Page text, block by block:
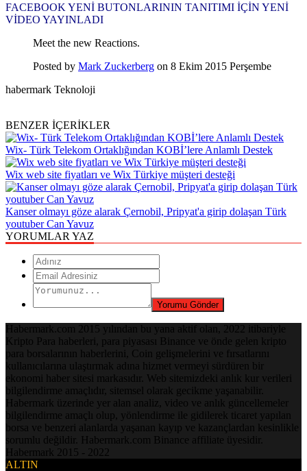
FACEBOOK YENİ BUTONLARININ TANITIMI İÇİN YENİ
VİDEO YAYINLADI
Meet the new Reactions.
Posted by Mark Zuckerberg on 8 Ekim 2015 Perşembe
habermark Teknoloji
BENZER İÇERİKLER
Wix- Türk Telekom Ortaklığından KOBİ’lere Anlamlı Destek
Wix web site fiyatları ve Wix Türkiye müşteri desteği
Kanser olmayı göze alarak Çernobil, Pripyat'a girip dolaşan Türk
youtuber Can Yavuz
YORUMLAR YAZ
Habermark.com 2015 yılından bu yana aktif olan, 2022 itibariyle
Kripto Para haberleri, para piyasası Binance ve önde gelen kripto
para borsalarının haberlerini, Coin gelişmelerini ve fırsatlarını
kullanıcılarına ulaştırmak adına hizmet vermeyi sürdüren bir
ekonomi haber sitesi markasıdır. Web sitemizdeki anlık kur verileri
bilgilendirme amaçlıdır, sitemsel olarak gecikme yaşanabilir.
Habermark üzerinde yer alan analiz, video ve anlık güncellemeler
bilgilendirme amaçlı olup, yönlendirme ile gidilerek ticaret yapılan
borsa ve benzeri alanlarda yaşanan kayıp ve kazançlardan kesinlikle
sorumlu değildir. Habermark.com Binance affiliate üyesidir.
Habermark 2015 - 2022
ALTIN